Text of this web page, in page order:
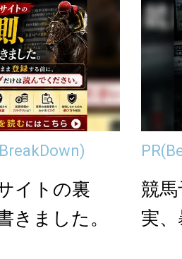
イトの裏
きました。
PR
競
実